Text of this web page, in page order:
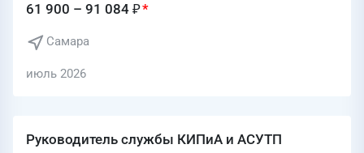
61 900 – 91 084 ₽
Самара
июль 2026
Руководитель службы КИПиА и АСУТП